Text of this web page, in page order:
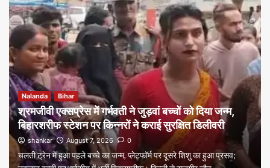
Nalanda Bihar
श्रमजीवी एक्सप्रेस में गर्भवती ने जुड़वां बच्चों को दिया जन्म,
बिहारशरीफ स्टेशन पर किन्नरों ने कराई सुरक्षित डिलीवरी
shankar August 7, 2026 0
चलती ट्रेन में हुआ पहले बच्चे का जन्म, प्लेटफॉर्म पर दूसरे शिशु का हुआ प्रसव;